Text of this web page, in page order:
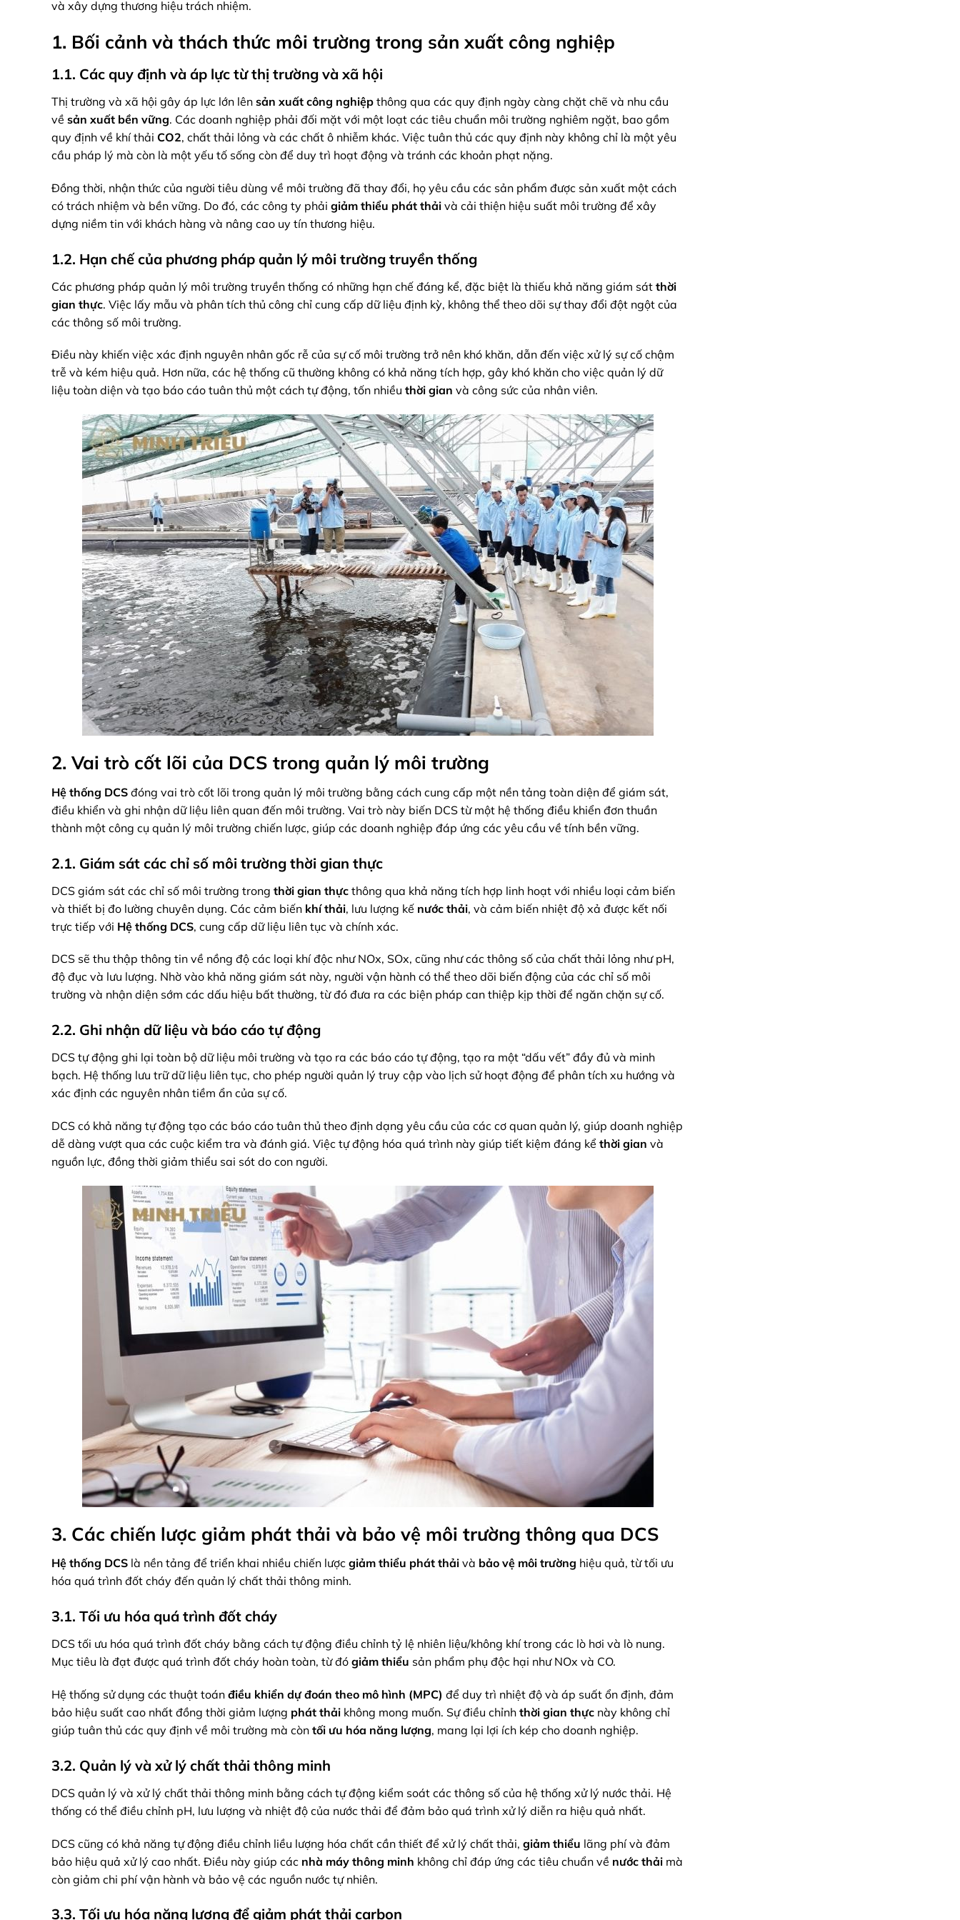
và xây dựng thương hiệu trách nhiệm.
1. Bối cảnh và thách thức môi trường trong sản xuất công nghiệp
1.1. Các quy định và áp lực từ thị trường và xã hội
Thị trường và xã hội gây áp lực lớn lên sản xuất công nghiệp thông qua các quy định ngày càng chặt chẽ và nhu cầu
về sản xuất bền vững. Các doanh nghiệp phải đối mặt với một loạt các tiêu chuẩn môi trường nghiêm ngặt, bao gồm
quy định về khí thải CO2, chất thải lỏng và các chất ô nhiễm khác. Việc tuân thủ các quy định này không chỉ là một yêu
cầu pháp lý mà còn là một yếu tố sống còn để duy trì hoạt động và tránh các khoản phạt nặng.
Đồng thời, nhận thức của người tiêu dùng về môi trường đã thay đổi, họ yêu cầu các sản phẩm được sản xuất một cách
có trách nhiệm và bền vững. Do đó, các công ty phải giảm thiểu phát thải và cải thiện hiệu suất môi trường để xây
dựng niềm tin với khách hàng và nâng cao uy tín thương hiệu.
1.2. Hạn chế của phương pháp quản lý môi trường truyền thống
Các phương pháp quản lý môi trường truyền thống có những hạn chế đáng kể, đặc biệt là thiếu khả năng giám sát thời
gian thực. Việc lấy mẫu và phân tích thủ công chỉ cung cấp dữ liệu định kỳ, không thể theo dõi sự thay đổi đột ngột của
các thông số môi trường.
Điều này khiến việc xác định nguyên nhân gốc rễ của sự cố môi trường trở nên khó khăn, dẫn đến việc xử lý sự cố chậm
trễ và kém hiệu quả. Hơn nữa, các hệ thống cũ thường không có khả năng tích hợp, gây khó khăn cho việc quản lý dữ
liệu toàn diện và tạo báo cáo tuân thủ một cách tự động, tốn nhiều thời gian và công sức của nhân viên.
2. Vai trò cốt lõi của DCS trong quản lý môi trường
Hệ thống DCS đóng vai trò cốt lõi trong quản lý môi trường bằng cách cung cấp một nền tảng toàn diện để giám sát,
điều khiển và ghi nhận dữ liệu liên quan đến môi trường. Vai trò này biến DCS từ một hệ thống điều khiển đơn thuần
thành một công cụ quản lý môi trường chiến lược, giúp các doanh nghiệp đáp ứng các yêu cầu về tính bền vững.
2.1. Giám sát các chỉ số môi trường thời gian thực
DCS giám sát các chỉ số môi trường trong thời gian thực thông qua khả năng tích hợp linh hoạt với nhiều loại cảm biến
và thiết bị đo lường chuyên dụng. Các cảm biến khí thải, lưu lượng kế nước thải, và cảm biến nhiệt độ xả được kết nối
trực tiếp với Hệ thống DCS, cung cấp dữ liệu liên tục và chính xác.
DCS sẽ thu thập thông tin về nồng độ các loại khí độc như NOx, SOx, cũng như các thông số của chất thải lỏng như pH,
độ đục và lưu lượng. Nhờ vào khả năng giám sát này, người vận hành có thể theo dõi biến động của các chỉ số môi
trường và nhận diện sớm các dấu hiệu bất thường, từ đó đưa ra các biện pháp can thiệp kịp thời để ngăn chặn sự cố.
2.2. Ghi nhận dữ liệu và báo cáo tự động
DCS tự động ghi lại toàn bộ dữ liệu môi trường và tạo ra các báo cáo tự động, tạo ra một “dấu vết” đầy đủ và minh
bạch. Hệ thống lưu trữ dữ liệu liên tục, cho phép người quản lý truy cập vào lịch sử hoạt động để phân tích xu hướng và
xác định các nguyên nhân tiềm ẩn của sự cố.
DCS có khả năng tự động tạo các báo cáo tuân thủ theo định dạng yêu cầu của các cơ quan quản lý, giúp doanh nghiệp
dễ dàng vượt qua các cuộc kiểm tra và đánh giá. Việc tự động hóa quá trình này giúp tiết kiệm đáng kể thời gian và
nguồn lực, đồng thời giảm thiểu sai sót do con người.
3. Các chiến lược giảm phát thải và bảo vệ môi trường thông qua DCS
Hệ thống DCS là nền tảng để triển khai nhiều chiến lược giảm thiểu phát thải và bảo vệ môi trường hiệu quả, từ tối ưu
hóa quá trình đốt cháy đến quản lý chất thải thông minh.
3.1. Tối ưu hóa quá trình đốt cháy
DCS tối ưu hóa quá trình đốt cháy bằng cách tự động điều chỉnh tỷ lệ nhiên liệu/không khí trong các lò hơi và lò nung.
Mục tiêu là đạt được quá trình đốt cháy hoàn toàn, từ đó giảm thiểu sản phẩm phụ độc hại như NOx và CO.
Hệ thống sử dụng các thuật toán điều khiển dự đoán theo mô hình (MPC) để duy trì nhiệt độ và áp suất ổn định, đảm
bảo hiệu suất cao nhất đồng thời giảm lượng phát thải không mong muốn. Sự điều chỉnh thời gian thực này không chỉ
giúp tuân thủ các quy định về môi trường mà còn tối ưu hóa năng lượng, mang lại lợi ích kép cho doanh nghiệp.
3.2. Quản lý và xử lý chất thải thông minh
DCS quản lý và xử lý chất thải thông minh bằng cách tự động kiểm soát các thông số của hệ thống xử lý nước thải. Hệ
thống có thể điều chỉnh pH, lưu lượng và nhiệt độ của nước thải để đảm bảo quá trình xử lý diễn ra hiệu quả nhất.
DCS cũng có khả năng tự động điều chỉnh liều lượng hóa chất cần thiết để xử lý chất thải, giảm thiểu lãng phí và đảm
bảo hiệu quả xử lý cao nhất. Điều này giúp các nhà máy thông minh không chỉ đáp ứng các tiêu chuẩn về nước thải mà
còn giảm chi phí vận hành và bảo vệ các nguồn nước tự nhiên.
3.3. Tối ưu hóa năng lượng để giảm phát thải carbon